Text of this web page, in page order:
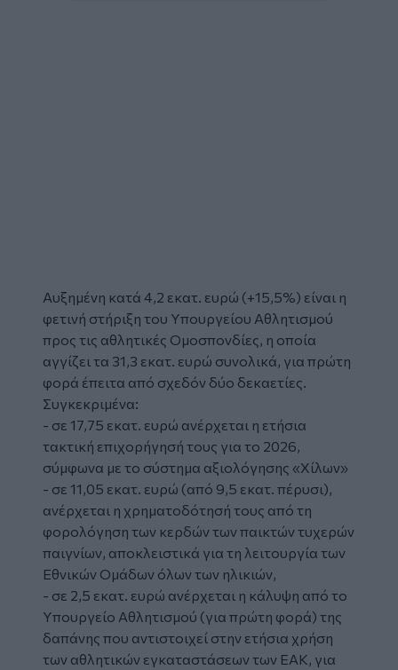
Αυξημένη κατά 4,2 εκατ. ευρώ (+15,5%) είναι η
φετινή στήριξη του Υπουργείου Αθλητισμού
προς τις αθλητικές Ομοσπονδίες, η οποία
αγγίζει τα 31,3 εκατ. ευρώ συνολικά, για πρώτη
φορά έπειτα από σχεδόν δύο δεκαετίες.
Συγκεκριμένα:
- σε 17,75 εκατ. ευρώ ανέρχεται η ετήσια
τακτική επιχορήγησή τους για το 2026,
σύμφωνα με το σύστημα αξιολόγησης «Χίλων»
- σε 11,05 εκατ. ευρώ (από 9,5 εκατ. πέρυσι),
ανέρχεται η χρηματοδότησή τους από τη
φορολόγηση των κερδών των παικτών τυχερών
παιγνίων, αποκλειστικά για τη λειτουργία των
Εθνικών Ομάδων όλων των ηλικιών,
- σε 2,5 εκατ. ευρώ ανέρχεται η κάλυψη από το
Υπουργείο Αθλητισμού (για πρώτη φορά) της
δαπάνης που αντιστοιχεί στην ετήσια χρήση
των αθλητικών εγκαταστάσεων των ΕΑΚ, για